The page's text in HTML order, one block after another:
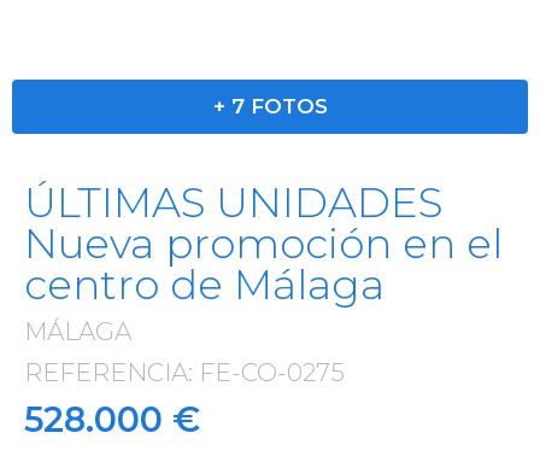
+ 7FOTOS
ÚLTIMAS UNIDADES
Nueva promoción en el
centro de Málaga
MÁLAGA
·
REFERENCIA: FE-CO-0275
·
528.000 €